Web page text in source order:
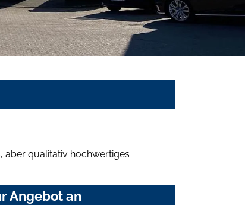
aber qualitativ hochwertiges
Angebot an